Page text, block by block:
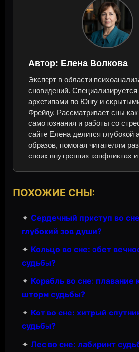
Автор: Елена Волкова
Эксперт в области
сновидений. Специализируется
архетипами по Юнгу и
Фрейду. Рассматривает сны
самопознания и работы со
сайте Елена делится глубокой
образов, помогая читателям
своих внутренних конфликтах
ПОХОЖИЕ СНЫ:
✦ Сердечный приступ во
глубокий зов души?
✦ Кольцо во сне: обет
судьбы?
✦ Корабль во сне: плавание
шторм судьбы?
✦ Кот во сне: хитрый
судьбы?
✦ Лес во сне: лабиринт